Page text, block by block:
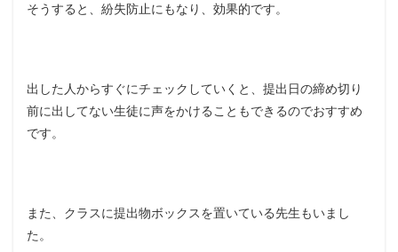
そうすると、紛失防止にもなり、効果的です。
出した人からすぐにチェックしていくと、提出日の締め切り
前に出してない生徒に声をかけることもできるのでおすすめ
です。
また、クラスに提出物ボックスを置いている先生もいまし
た。